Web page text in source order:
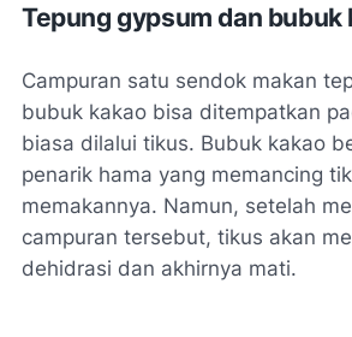
Tepung gypsum dan bubuk
Campuran satu sendok makan
bubuk kakao bisa ditempatkan
biasa dilalui tikus. Bubuk kakao
penarik hama yang memancing
memakannya. Namun, setelah
campuran tersebut, tikus akan
dehidrasi dan akhirnya mati.